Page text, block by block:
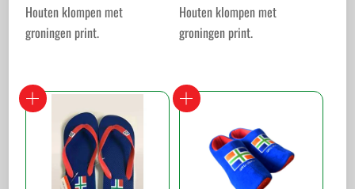
Houten klompen met
groningen print.
product
heeft
meerdere
variaties.
Houten klompen met
groningen print.
product
heeft
meerdere
variaties.